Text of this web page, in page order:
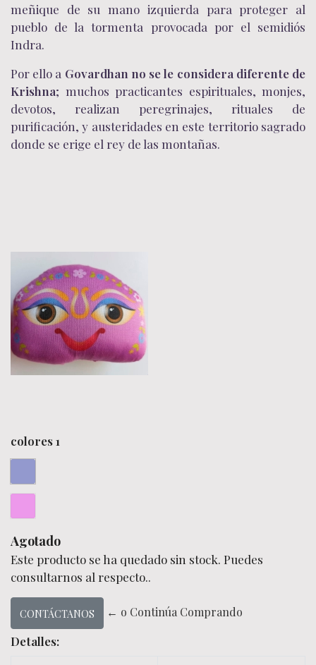
meñique de su mano izquierda para proteger al
pueblo de la tormenta provocada por el semidiós
Indra.
Por ello a Govardhan no se le considera diferente de
Krishna; muchos practicantes espirituales, monjes,
devotos, realizan peregrinajes, rituales de
purificación, y austeridades en este territorio sagrado
donde se erige el rey de las montañas.
colores 1
Agotado
Este producto se ha quedado sin stock. Puedes
consultarnos al respecto..
CONTÁCTANOS ← o Continúa Comprando
Detalles: